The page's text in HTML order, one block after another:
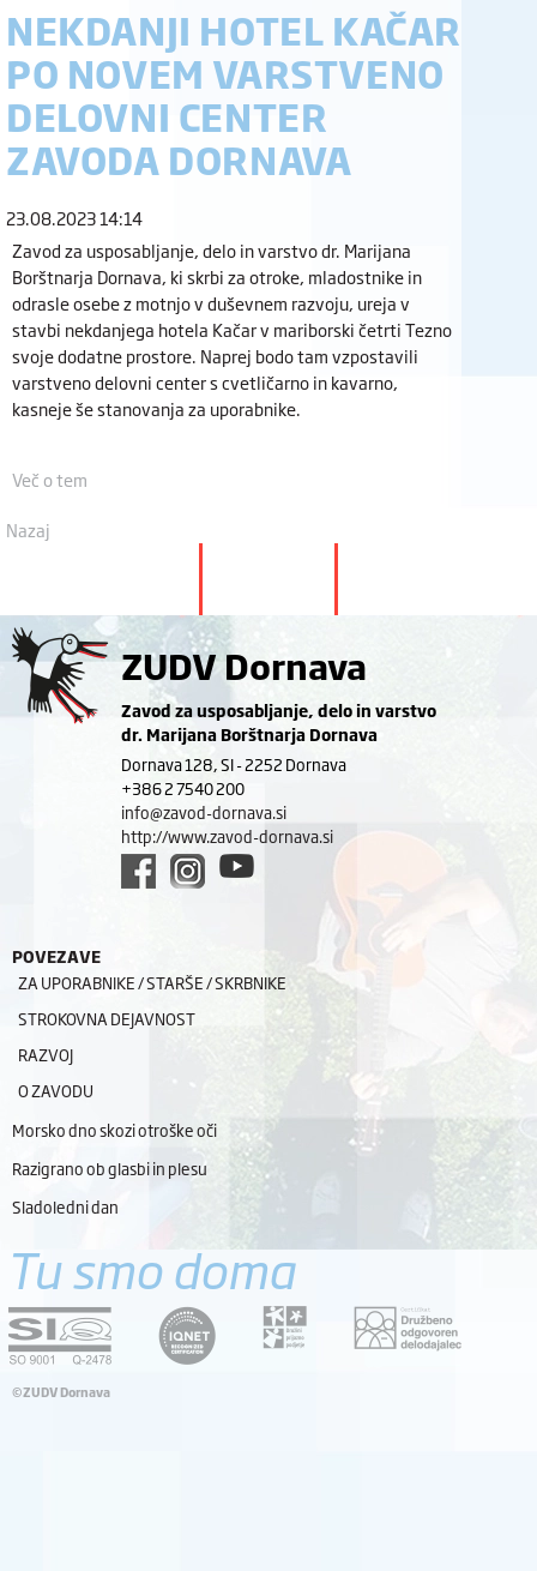
NEKDANJI HOTEL KAČAR
PO NOVEM VARSTVENO
DELOVNI CENTER
ZAVODA DORNAVA
23.08.2023 14:14
Zavod za usposabljanje, delo in varstvo dr. Marijana
Borštnarja Dornava, ki skrbi za otroke, mladostnike in
odrasle osebe z motnjo v duševnem razvoju, ureja v
stavbi nekdanjega hotela Kačar v mariborski četrti Tezno
svoje dodatne prostore. Naprej bodo tam vzpostavili
varstveno delovni center s cvetličarno in kavarno,
kasneje še stanovanja za uporabnike.
Več o tem
Nazaj
ZUDV Dornava
Zavod za usposabljanje, delo in varstvo
dr. Marijana Borštnarja Dornava
Dornava 128, SI - 2252 Dornava
+386 2 7540 200
info@zavod-dornava.si
http://www.zavod-dornava.si
POVEZAVE
ZA UPORABNIKE / STARŠE / SKRBNIKE
STROKOVNA DEJAVNOST
RAZVOJ
O ZAVODU
Morsko dno skozi otroške oči
Razigrano ob glasbi in plesu
Sladoledni dan
Tu smo doma
©ZUDV Dornava